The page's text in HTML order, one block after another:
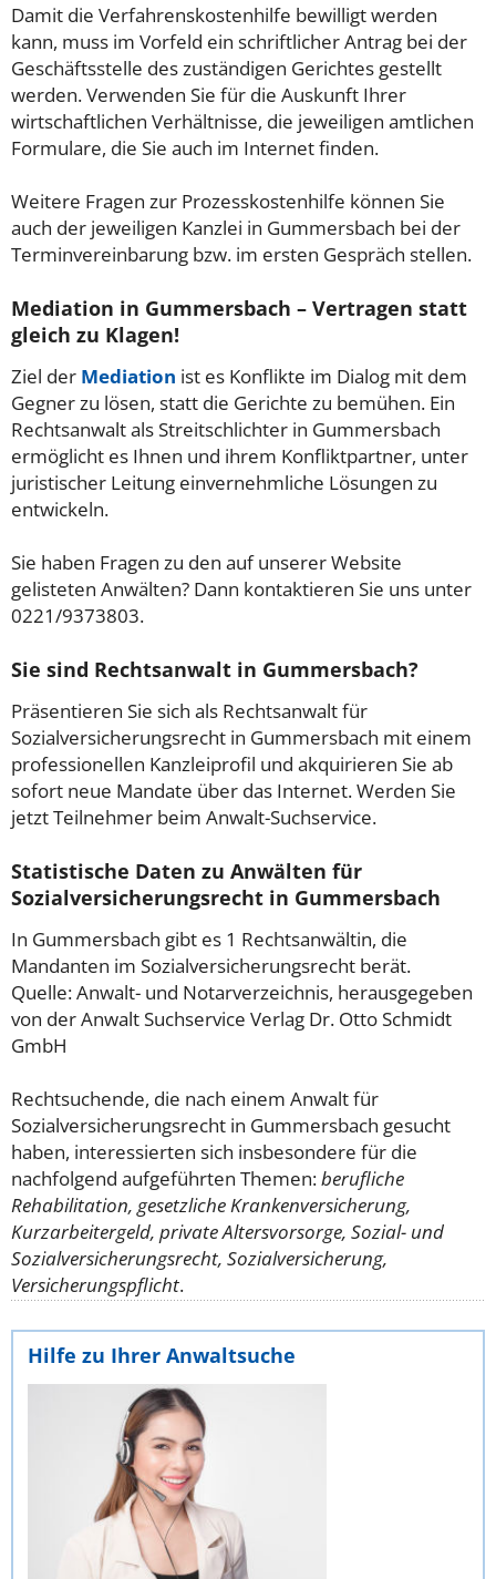
Damit die Verfahrenskostenhilfe bewilligt werden
kann, muss im Vorfeld ein schriftlicher Antrag bei der
Geschäftsstelle des zuständigen Gerichtes gestellt
werden. Verwenden Sie für die Auskunft Ihrer
wirtschaftlichen Verhältnisse, die jeweiligen amtlichen
Formulare, die Sie auch im Internet finden.
Weitere Fragen zur Prozesskostenhilfe können Sie
auch der jeweiligen Kanzlei in Gummersbach bei der
Terminvereinbarung bzw. im ersten Gespräch stellen.
Mediation in Gummersbach – Vertragen statt
gleich zu Klagen!
Ziel der Mediation ist es Konflikte im Dialog mit dem
Gegner zu lösen, statt die Gerichte zu bemühen. Ein
Rechtsanwalt als Streitschlichter in Gummersbach
ermöglicht es Ihnen und ihrem Konfliktpartner, unter
juristischer Leitung einvernehmliche Lösungen zu
entwickeln.
Sie haben Fragen zu den auf unserer Website
gelisteten Anwälten? Dann kontaktieren Sie uns unter
0221/9373803.
Sie sind Rechtsanwalt in Gummersbach?
Präsentieren Sie sich als Rechtsanwalt für
Sozialversicherungsrecht in Gummersbach mit einem
professionellen Kanzleiprofil und akquirieren Sie ab
sofort neue Mandate über das Internet. Werden Sie
jetzt Teilnehmer beim Anwalt-Suchservice.
Statistische Daten zu Anwälten für
Sozialversicherungsrecht in Gummersbach
In Gummersbach gibt es 1 Rechtsanwältin, die
Mandanten im Sozialversicherungsrecht berät.
Quelle: Anwalt- und Notarverzeichnis, herausgegeben
von der Anwalt Suchservice Verlag Dr. Otto Schmidt
GmbH
Rechtsuchende, die nach einem Anwalt für
Sozialversicherungsrecht in Gummersbach gesucht
haben, interessierten sich insbesondere für die
nachfolgend aufgeführten Themen:berufliche
Rehabilitation, gesetzliche Krankenversicherung,
Kurzarbeitergeld, private Altersvorsorge, Sozial- und
Sozialversicherungsrecht, Sozialversicherung,
Versicherungspflicht.
Hilfe zu Ihrer Anwaltsuche